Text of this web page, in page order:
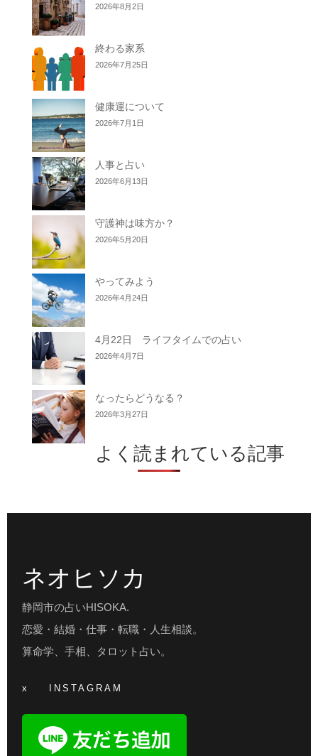
2026年8月2日
終わる家系
2026年7月25日
健康運について
2026年7月1日
人事と占い
2026年6月13日
守護神は味方か？
2026年5月20日
やってみよう
2026年4月24日
4月22日 ライフタイムでの占い
2026年4月7日
なったらどうなる？
2026年3月27日
よく読まれている記事
ネオヒソカ
静岡市の占いHISOKA.
恋愛・結婚・仕事・転職・人生相談。
算命学、手相、タロット占い。
x INSTAGRAM